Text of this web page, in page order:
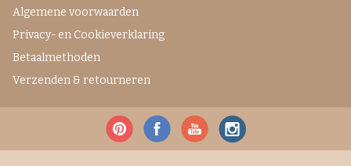
Algemene voorwaarden
Privacy- en Cookieverklaring
Betaalmethoden
Verzenden & retourneren